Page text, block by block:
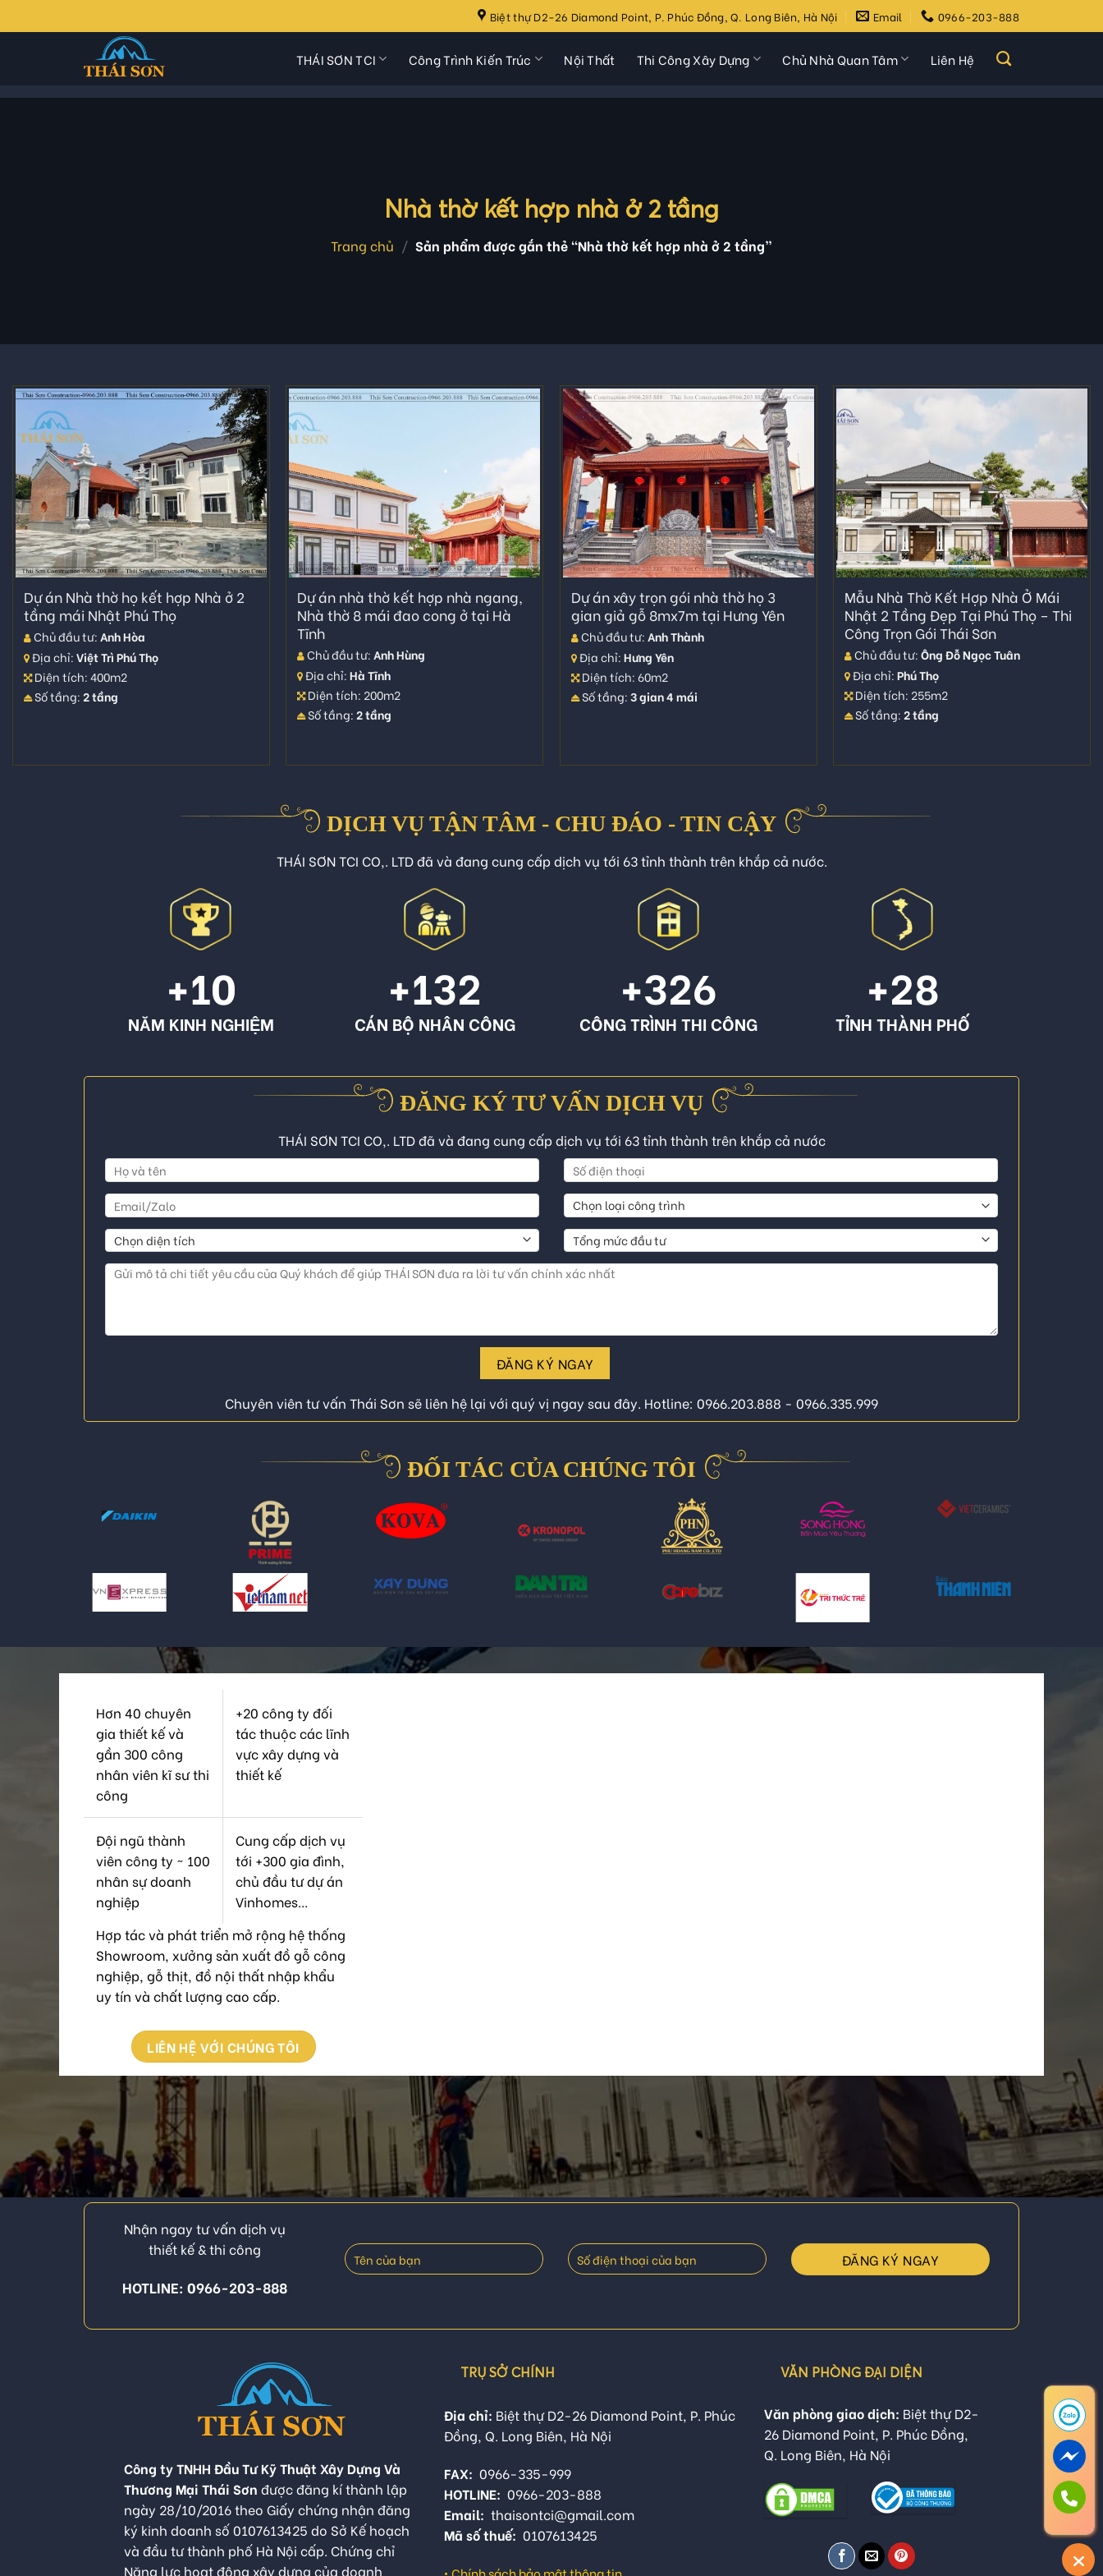
to
Biệt thự D2-26 Diamond Point, P. Phúc Đồng, Q. Long Biên, Hà Nội Email 0966-203-888
THÁI SƠN TCI Công Trình Kiến Trúc Nội Thất Thi Công Xây Dựng Chủ Nhà Quan Tâm Liên Hệ
Nhà thờ kết hợp nhà ở 2 tầng
Trang chủ / Sản phẩm được gắn thẻ “Nhà thờ kết hợp nhà ở 2 tầng”
Dự án Nhà thờ họ kết hợp Nhà ở 2
tầng mái Nhật Phú Thọ
Chủ đầu tư:Anh Hòa
Địa chỉ:Việt Trì Phú Thọ
Diện tích: 400m2
Số tầng:2 tầng
Dự án nhà thờ kết hợp nhà ngang,
Nhà thờ 8 mái đao cong ở tại Hà
Tĩnh
Chủ đầu tư:Anh Hùng
Địa chỉ:Hà Tĩnh
Diện tích: 200m2
Số tầng:2 tầng
Dự án xây trọn gói nhà thờ họ 3
gian giả gỗ 8mx7m tại Hưng Yên
Chủ đầu tư:Anh Thành
Địa chỉ:Hưng Yên
Diện tích: 60m2
Số tầng:3 gian 4 mái
Mẫu Nhà Thờ Kết Hợp Nhà Ở Mái
Nhật 2 Tầng Đẹp Tại Phú Thọ – Thi
Công Trọn Gói Thái Sơn
Chủ đầu tư:Ông Đỗ Ngọc Tuân
Địa chỉ:Phú Thọ
Diện tích: 255m2
Số tầng:2 tầng
DỊCH VỤ TẬN TÂM - CHU ĐÁO - TIN CẬY
THÁI SƠN TCI CO,. LTD đã và đang cung cấp dịch vụ tới 63 tỉnh thành trên khắp cả nước.
+10
NĂM KINH NGHIỆM
+132
CÁN BỘ NHÂN CÔNG
+326
CÔNG TRÌNH THI CÔNG
+28
TỈNH THÀNH PHỐ
ĐĂNG KÝ TƯ VẤN DỊCH VỤ
THÁI SƠN TCI CO,. LTD đã và đang cung cấp dịch vụ tới 63 tỉnh thành trên khắp cả nước
ĐĂNG KÝ NGAY
Chuyên viên tư vấn Thái Sơn sẽ liên hệ lại với quý vị ngay sau đây. Hotline: 0966.203.888 - 0966.335.999
ĐỐI TÁC CỦA CHÚNG TÔI
Hơn 40 chuyên
gia thiết kế và
gần 300 công
nhân viên kĩ sư thi
công
+20 công ty đối
tác thuộc các lĩnh
vực xây dựng và
thiết kế
Đội ngũ thành
viên công ty ~ 100
nhân sự doanh
nghiệp
Cung cấp dịch vụ
tới +300 gia đình,
chủ đầu tư dự án
Vinhomes...
Hợp tác và phát triển mở rộng hệ thống
Showroom, xưởng sản xuất đồ gỗ công
nghiệp, gỗ thịt, đồ nội thất nhập khẩu
uy tín và chất lượng cao cấp.
LIÊN HỆ VỚI CHÚNG TÔI
Nhận ngay tư vấn dịch vụ
thiết kế & thi công
HOTLINE: 0966-203-888
Công ty TNHH Đầu Tư Kỹ Thuật Xây Dựng Và
Thương Mại Thái Sơn được đăng kí thành lập
ngày 28/10/2016 theo Giấy chứng nhận đăng
ký kinh doanh số 0107613425 do Sở Kế hoạch
và đầu tư thành phố Hà Nội cấp. Chứng chỉ
Năng lực hoạt động xây dựng của doanh
TRỤ SỞ CHÍNH
Địa chỉ: Biệt thự D2-26 Diamond Point, P. Phúc
Đồng, Q. Long Biên, Hà Nội
FAX: 0966-335-999
HOTLINE: 0966-203-888
Email: thaisontci@gmail.com
Mã số thuế: 0107613425
VĂN PHÒNG ĐẠI DIỆN
Văn phòng giao dịch: Biệt thự D2-
26 Diamond Point, P. Phúc Đồng,
Q. Long Biên, Hà Nội